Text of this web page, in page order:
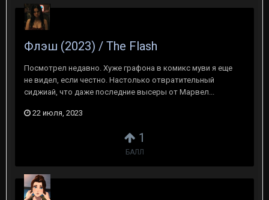
1
БАЛЛ
Флэш (2023) / The Flash
Посмотрел недавно. Хуже графона в комикс муви я еще
не видел, если честно. Настолько отвратительный
сиджиай, что даже последние высеры от Марвел...
22 июля, 2023